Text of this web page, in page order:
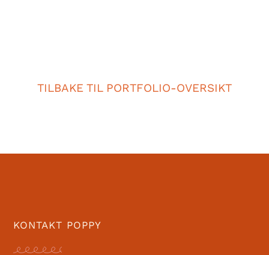
TILBAKE TIL PORTFOLIO-OVERSIKT
KONTAKT POPPY